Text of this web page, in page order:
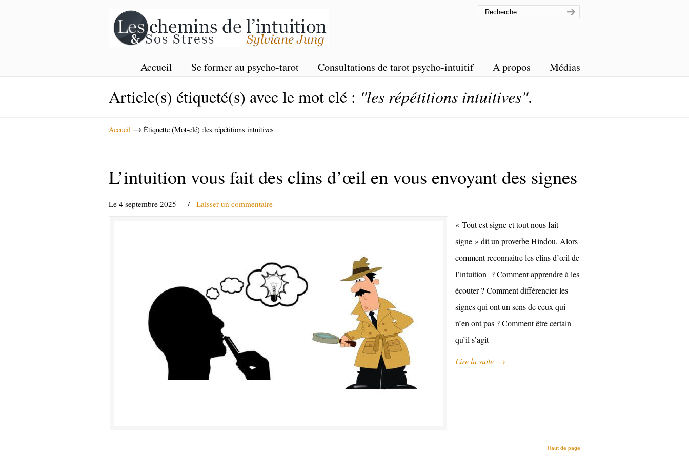
Accueil Se former au psycho-tarot Consultations de tarot psycho-intuitif A propos Médias
Article(s) étiqueté(s) avec le mot clé : "les répétitions intuitives".
Accueil → Étiquette (Mot-clé) :les répétitions intuitives
L’intuition vous fait des clins d’œil en vous envoyant des signes
Le 4 septembre 2025 / Laisser un commentaire
« Tout est signe et tout nous fait
signe » dit un proverbe Hindou. Alors
comment reconnaitre les clins d’œil de
l’intuition ? Comment apprendre à les
écouter ? Comment différencier les
signes qui ont un sens de ceux qui
n’en ont pas ? Comment être certain
qu’il s’agit
Lire la suite →
Haut de page